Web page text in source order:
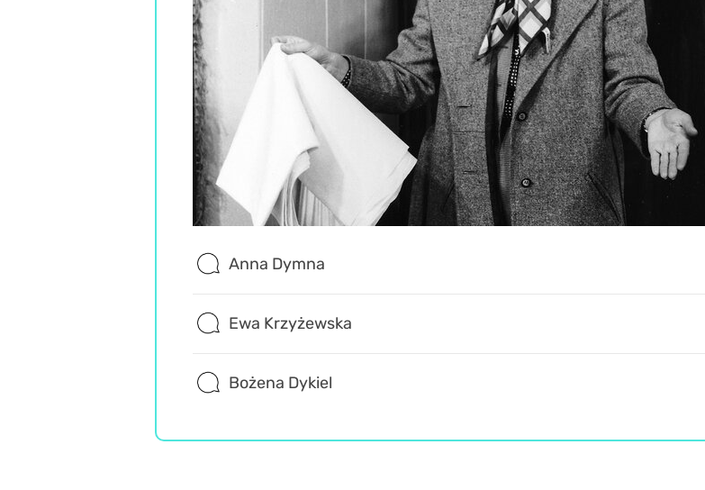
Anna Dymna
Ewa Krzyżewska
Bożena Dykiel